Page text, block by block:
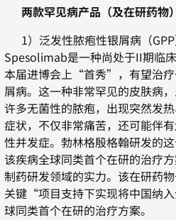
两款罕见病产品（及在研药物
1）泛发性脓疱性银屑病（GPP
Spesolimab是一种尚处于II期临
本届进博会上“首秀”，有望治疗
屑病。这一种非常罕见的皮肤病
许多无菌性的脓疱，出现突然发
症状，不仅非常痛苦，还可能伴
性并发症。勃林格殷格翰研发的
该疾病全球同类首个在研的治疗
制药研发领域的实力。该在研药
关键“项目支持下实现将中国纳
球同类首个在研的治疗方案。